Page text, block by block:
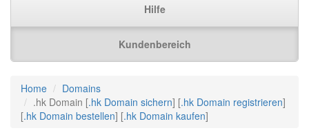
Hilfe
Kundenbereich
Home
Domains
.hk Domain [.hk Domain sichern] [.hk Domain registrieren]
[.hk Domain bestellen] [.hk Domain kaufen]